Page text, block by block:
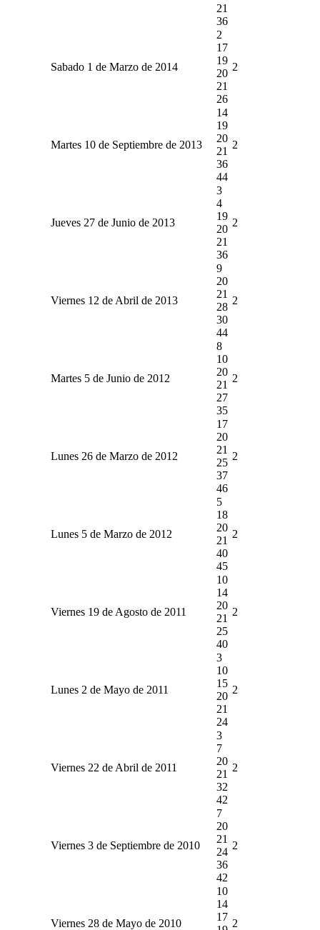
21
36
Sabado 1 de Marzo de 2014
2
17
19
20
21
26
2
Martes 10 de Septiembre de 2013
14
19
20
21
36
44
2
Jueves 27 de Junio de 2013
3
4
19
20
21
36
2
Viernes 12 de Abril de 2013
9
20
21
28
30
44
2
Martes 5 de Junio de 2012
8
10
20
21
27
35
2
Lunes 26 de Marzo de 2012
17
20
21
25
37
46
2
Lunes 5 de Marzo de 2012
5
18
20
21
40
45
2
Viernes 19 de Agosto de 2011
10
14
20
21
25
40
2
Lunes 2 de Mayo de 2011
3
10
15
20
21
24
2
Viernes 22 de Abril de 2011
3
7
20
21
32
42
2
Viernes 3 de Septiembre de 2010
7
20
21
24
36
42
2
Viernes 28 de Mayo de 2010
10
14
17
2